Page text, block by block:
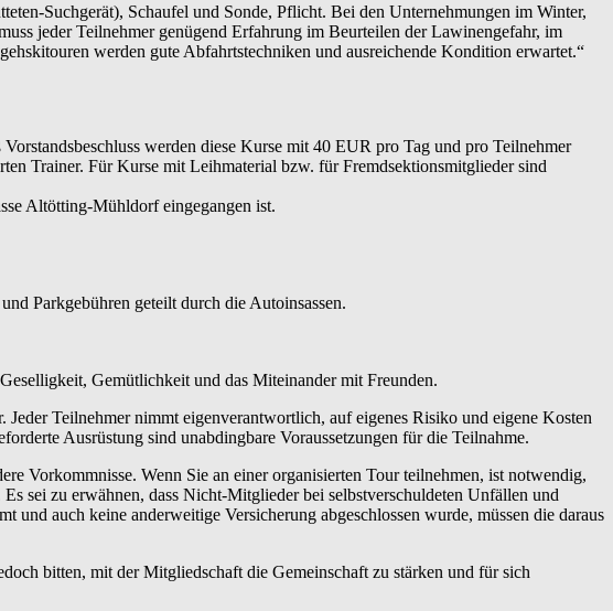
Suchgerät), Schaufel und Sonde, Pflicht. Bei den Unternehmungen im Winter,
jeder Teilnehmer genügend Erfahrung im Beurteilen der Lawinengefahr, im
werden gute Abfahrtstechniken und ausreichende Kondition erwartet.“
werden diese Kurse mit 40 EUR pro Tag und pro Teilnehmer
Trainer. Für Kurse mit Leihmaterial bzw. für Fremdsektionsmitglieder sind
Altötting-Mühldorf eingegangen ist.
Parkgebühren geteilt durch die Autoinsassen.
Gemütlichkeit und das Miteinander mit Freunden.
Teilnehmer nimmt eigenverantwortlich, auf eigenes Risiko und eigene Kosten
Ausrüstung sind unabdingbare Voraussetzungen für die Teilnahme.
Vorkommnisse. Wenn Sie an einer organisierten Tour teilnehmen, ist notwendig,
sei zu erwähnen, dass Nicht-Mitglieder bei selbstverschuldeten Unfällen und
auch keine anderweitige Versicherung abgeschlossen wurde, müssen die daraus
bitten, mit der Mitgliedschaft die Gemeinschaft zu stärken und für sich